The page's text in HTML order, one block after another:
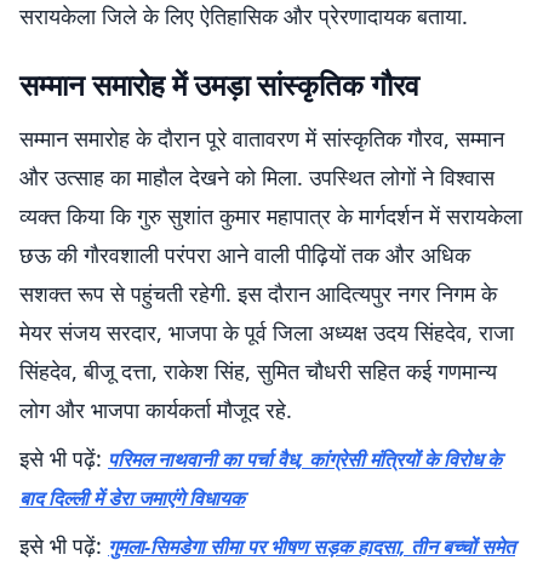
सरायकेला जिले के लिए ऐतिहासिक और प्रेरणादायक बताया.
सम्मान समारोह में उमड़ा सांस्कृतिक गौरव
सम्मान समारोह के दौरान पूरे वातावरण में सांस्कृतिक गौरव, सम्मान
और उत्साह का माहौल देखने को मिला. उपस्थित लोगों ने विश्वास
व्यक्त किया कि गुरु सुशांत कुमार महापात्र के मार्गदर्शन में सरायकेला
छऊ की गौरवशाली परंपरा आने वाली पीढ़ियों तक और अधिक
सशक्त रूप से पहुंचती रहेगी. इस दौरान आदित्यपुर नगर निगम के
मेयर संजय सरदार, भाजपा के पूर्व जिला अध्यक्ष उदय सिंहदेव, राजा
सिंहदेव, बीजू दत्ता, राकेश सिंह, सुमित चौधरी सहित कई गणमान्य
लोग और भाजपा कार्यकर्ता मौजूद रहे.
इसे भी पढ़ें: परिमल नाथवानी का पर्चा वैध, कांग्रेसी मंत्रियों के विरोध के
बाद दिल्ली में डेरा जमाएंगे विधायक
इसे भी पढ़ें: गुमला-सिमडेगा सीमा पर भीषण सड़क हादसा, तीन बच्चों समेत